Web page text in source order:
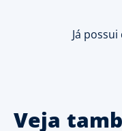
Já
Veja